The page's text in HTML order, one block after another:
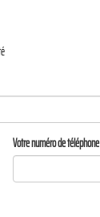
Votre numéro de téléphone